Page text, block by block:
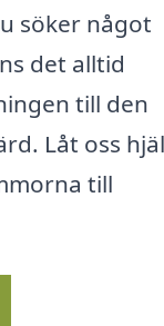
söker något
det alltid
till den
Låt oss
till